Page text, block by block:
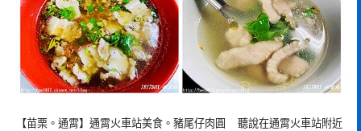
【苗栗。通霄】通霄火車站美食。豬尾仔肉圓 聽說在通霄火車站附近